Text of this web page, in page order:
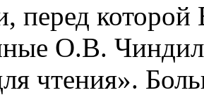
перед
О.В.
чтения».